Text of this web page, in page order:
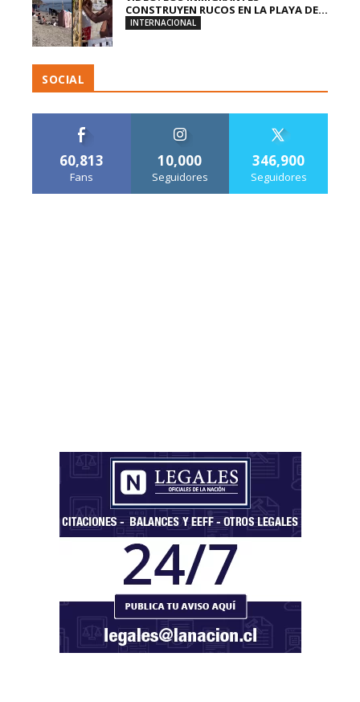
CONSTRUYEN RUCOS EN LA PLAYA DE...
INTERNACIONAL
SOCIAL
60,813
Fans
10,000
Seguidores
346,900
Seguidores